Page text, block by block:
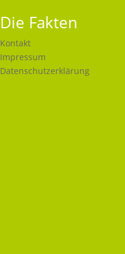
Die Fakten
Kontakt
Impressum
Datenschutzerklärung